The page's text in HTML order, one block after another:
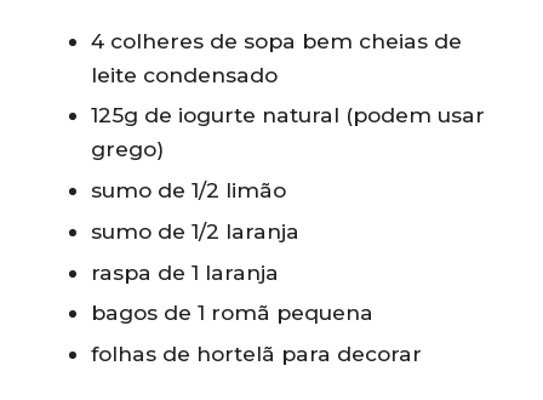
4 colheres de sopa bem cheias de
leite condensado
125g de iogurte natural (podem usar
grego)
sumo de 1/2 limão
sumo de 1/2 laranja
raspa de 1 laranja
bagos de 1 romã pequena
folhas de hortelã para decorar